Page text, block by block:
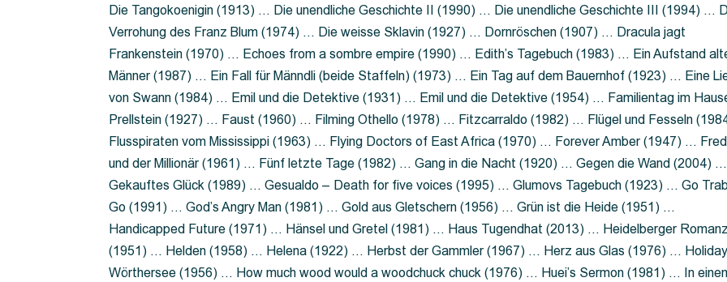
Die Tangokoenigin (1913) … Die unendliche Geschichte II (1990) … Die unendliche Geschichte III (1994) …
Verrohung des Franz Blum (1974) … Die weisse Sklavin (1927) … Dornröschen (1907) … Dracula jagt
Frankenstein (1970) … Echoes from a sombre empire (1990) … Edith’s Tagebuch (1983) … Ein Aufstand
Männer (1987) … Ein Fall für Männdli (beide Staffeln) (1973) … Ein Tag auf dem Bauernhof (1923) … Eine
von Swann (1984) … Emil und die Detektive (1931) … Emil und die Detektive (1954) … Familientag im
Prellstein (1927) … Faust (1960) … Filming Othello (1978) … Fitzcarraldo (1982) … Flügel und Fesseln
Flusspiraten vom Mississippi (1963) … Flying Doctors of East Africa (1970) … Forever Amber (1947) …
und der Millionär (1961) … Fünf letzte Tage (1982) … Gang in die Nacht (1920) … Gegen die Wand (2004) …
Gekauftes Glück (1989) … Gesualdo – Death for five voices (1995) … Glumovs Tagebuch (1923) … Go
Go (1991) … God’s Angry Man (1981) … Gold aus Gletschern (1956) … Grün ist die Heide (1951) …
Handicapped Future (1971) … Hänsel und Gretel (1981) … Haus Tugendhat (2013) … Heidelberger
(1951) … Helden (1958) … Helena (1922) … Herbst der Gammler (1967) … Herz aus Glas (1976) …
Wörthersee (1956) … How much wood would a woodchuck chuck (1976) … Huei’s Sermon (1981) … In